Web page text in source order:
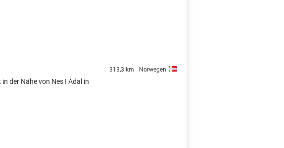
313,3 km Norwegen
in der Nähe von Nes I Ådal in